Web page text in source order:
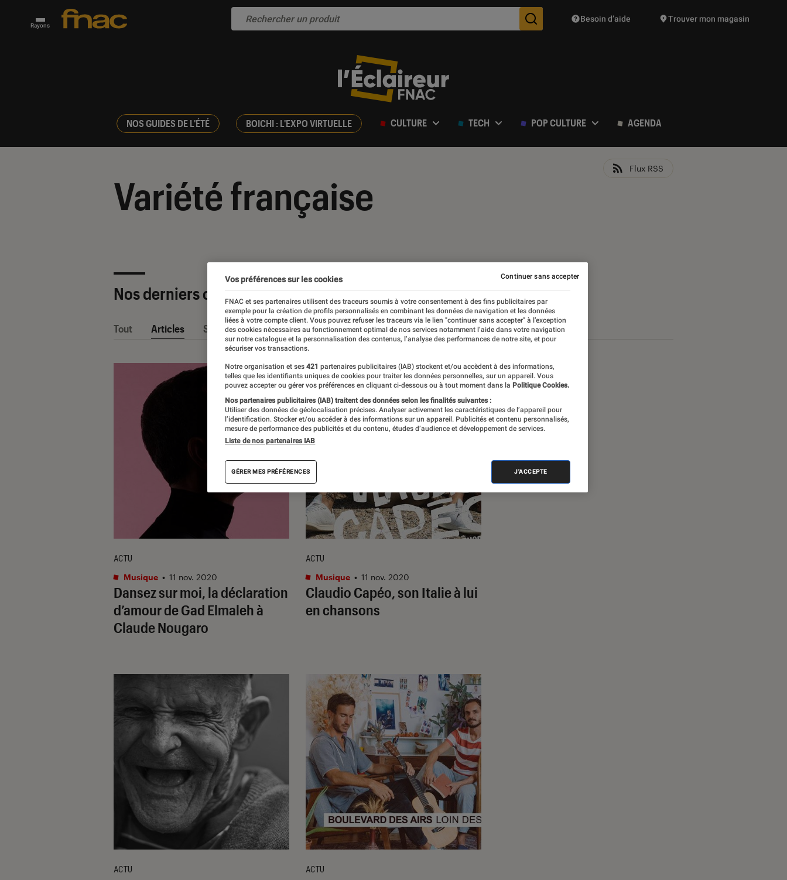
Rayons Des suggestions de produits vont vous être proposées
Besoin d’aide Trouver mon magasin
NOS GUIDES DE L'ÉTÉ BOICHI : L'EXPO VIRTUELLE CULTURE TECH POP CULTURE AGENDA
Variété française
Flux RSS
Nos derniers contenus
Tout Articles Sélections et guides
Dansez sur moi, la déclaration
d’amour de Gad Elmaleh à
Claude Nougaro
ACTU
Musique • 11 nov. 2020
Claudio Capéo, son Italie à lui
en chansons
ACTU
Musique • 11 nov. 2020
ACTU ACTU
Vos préférences sur les cookies
FNAC et ses partenaires utilisent des traceurs soumis à votre consentement à des fins publicitaires par
exemple pour la création de profils personnalisés en combinant les données de navigation et les données
liées à votre compte client. Vous pouvez refuser les traceurs via le lien "continuer sans accepter" à l’exception
des cookies nécessaires au fonctionnement optimal de nos services notamment l’aide dans votre navigation
sur notre catalogue et la personnalisation des contenus, l’analyse des performances de notre site, et pour
sécuriser vos transactions.
Notre organisation et ses 421 partenaires publicitaires (IAB) stockent et/ou accèdent à des informations,
telles que les identifiants uniques de cookies pour traiter les données personnelles, sur un appareil. Vous
pouvez accepter ou gérer vos préférences en cliquant ci-dessous ou à tout moment dans la Politique Cookies.
Nos partenaires publicitaires (IAB) traitent des données selon les finalités suivantes :
Utiliser des données de géolocalisation précises. Analyser activement les caractéristiques de l’appareil pour
l’identification. Stocker et/ou accéder à des informations sur un appareil. Publicités et contenu personnalisés,
mesure de performance des publicités et du contenu, études d’audience et développement de services.
Liste de nos partenaires IAB
GÉRER MES PRÉFÉRENCES J'ACCEPTE
Continuer sans accepter